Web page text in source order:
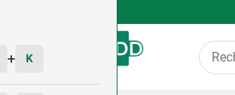
+ K